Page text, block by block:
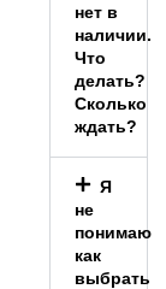
нет в
наличии.
Что
делать?
Сколько
ждать?
Я
не
понимаю
как
выбрать